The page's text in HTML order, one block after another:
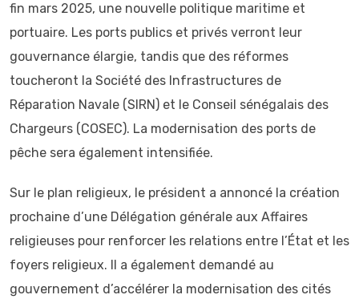
fin mars 2025, une nouvelle politique maritime et
portuaire. Les ports publics et privés verront leur
gouvernance élargie, tandis que des réformes
toucheront la Société des Infrastructures de
Réparation Navale (SIRN) et le Conseil sénégalais des
Chargeurs (COSEC). La modernisation des ports de
pêche sera également intensifiée.
Sur le plan religieux, le président a annoncé la création
prochaine d’une Délégation générale aux Affaires
religieuses pour renforcer les relations entre l’État et les
foyers religieux. Il a également demandé au
gouvernement d’accélérer la modernisation des cités